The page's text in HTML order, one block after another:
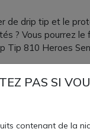
de drip tip et le
? Vous pourrez le
Tip 810 Heroes
de taille 810 et d'un
reliées par une
héros, arborez
PAS SI
contenant de la